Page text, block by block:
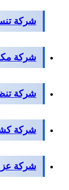
شركة
شركة
شركة
شركة
شركة